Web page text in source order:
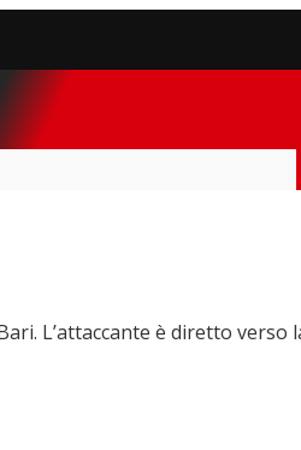
L’attaccante è diretto verso